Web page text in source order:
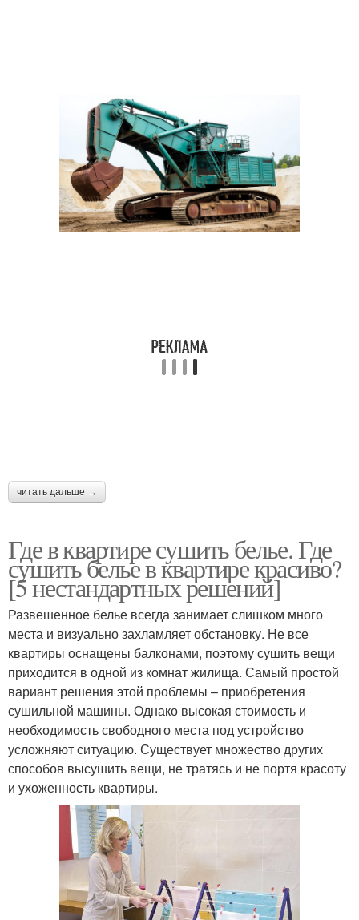
читать дальше →
Где в квартире сушить белье. Где
сушить белье в квартире красиво?
[5 нестандартных решений]
Развешенное белье всегда занимает слишком много
места и визуально захламляет обстановку. Не все
квартиры оснащены балконами, поэтому сушить вещи
приходится в одной из комнат жилища. Самый простой
вариант решения этой проблемы – приобретения
сушильной машины. Однако высокая стоимость и
необходимость свободного места под устройство
усложняют ситуацию. Существует множество других
способов высушить вещи, не тратясь и не портя красоту
и ухоженность квартиры.